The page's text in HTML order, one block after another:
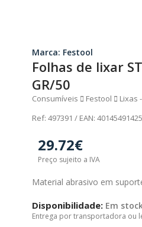
Marca: Festool
Folhas de lixar
GR/50
Consumíveis Festool
Lixas
Ref: 497391 / EAN:
29.72€
Preço sujeito a IVA
Material abrasivo em
Disponibilidade: Em
Entrega por transportadora ou